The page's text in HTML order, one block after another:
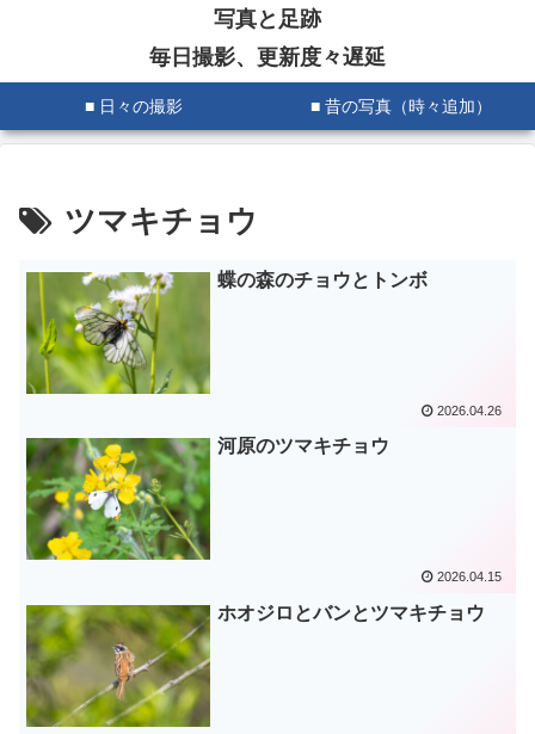
写真と足跡
毎日撮影、更新度々遅延
■ 日々の撮影 ■ 昔の写真（時々追加）
ツマキチョウ
蝶の森のチョウとトンボ
2026.04.26
河原のツマキチョウ
2026.04.15
ホオジロとバンとツマキチョウ